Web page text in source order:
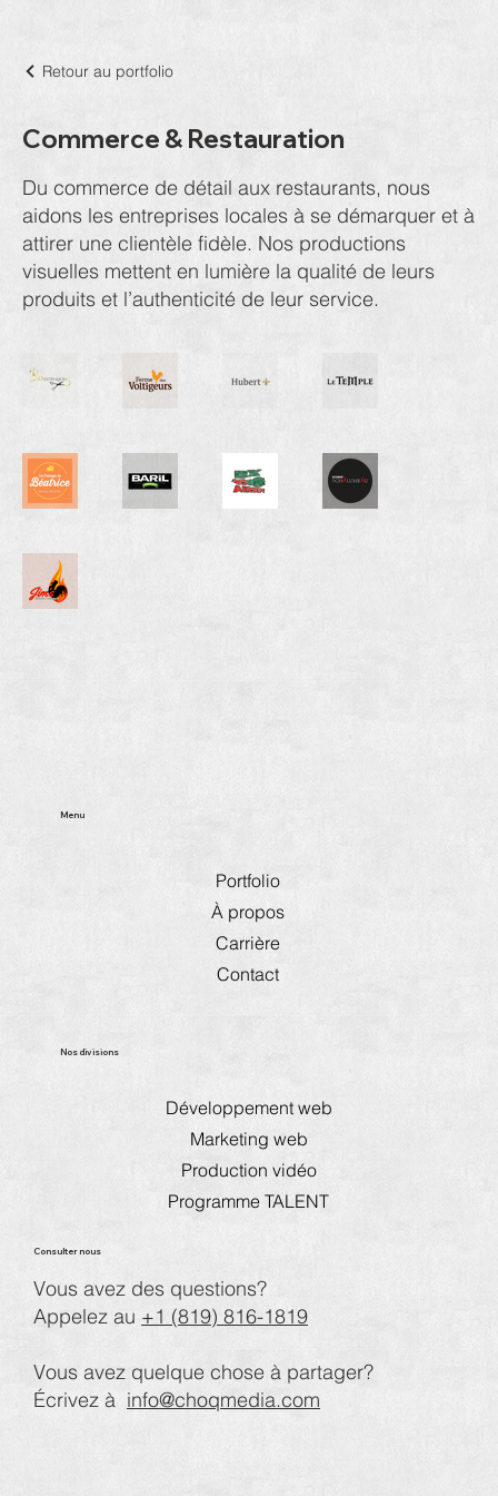
Retour au portfolio
Commerce & Restauration
Du commerce de détail aux restaurants, nous
aidons les entreprises locales à se démarquer et à
attirer une clientèle fidèle. Nos productions
visuelles mettent en lumière la qualité de leurs
produits et l’authenticité de leur service.
Vous avez des questions?
Appelez au +1 (819) 816-1819
Vous avez quelque chose à partager?
Écrivez à info@choqmedia.com
Consulter nous
Nos divisions
Développement web
Marketing web
Production vidéo
Programme TALENT
Portfolio
À propos
Carrière
Contact
Menu